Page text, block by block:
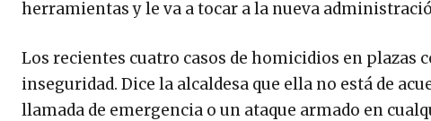
herramientas y le va a tocar a la nueva
Los recientes cuatro casos de homicidios en plazas
inseguridad. Dice la alcaldesa que ella no está de
llamada de emergencia o un ataque armado en